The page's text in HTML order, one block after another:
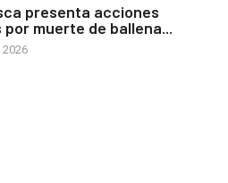
presenta acciones
por muerte de ballena...